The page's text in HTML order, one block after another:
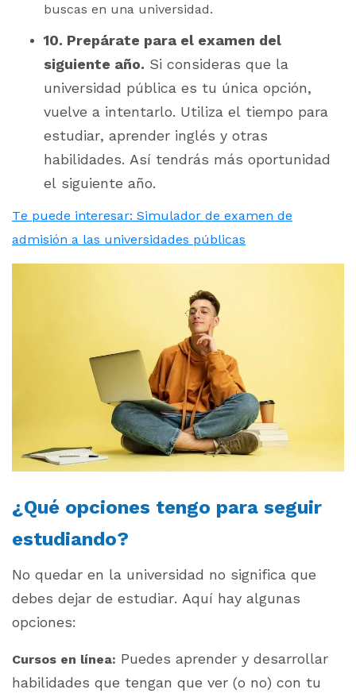
buscas en una universidad.
10. Prepárate para el examen del
siguiente año. Si consideras que la
universidad pública es tu única opción,
vuelve a intentarlo. Utiliza el tiempo para
estudiar, aprender inglés y otras
habilidades. Así tendrás más oportunidad
el siguiente año.
Te puede interesar: Simulador de examen de
admisión a las universidades públicas
¿Qué opciones tengo para seguir
estudiando?
No quedar en la universidad no significa que
debes dejar de estudiar. Aquí hay algunas
opciones:
Cursos en línea: Puedes aprender y desarrollar
habilidades que tengan que ver (o no) con tu